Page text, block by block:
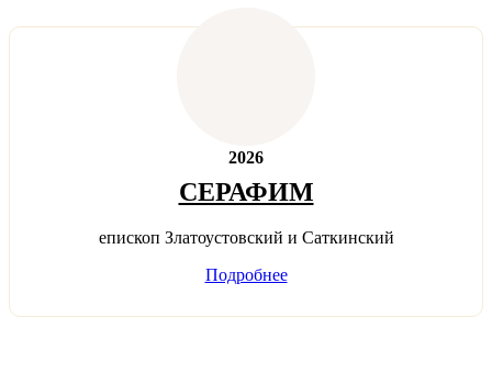
2026
СЕРАФИМ
епископ Златоустовский и Саткинский
Подробнее